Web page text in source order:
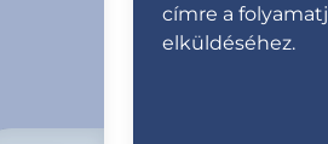
címre a
elküldéséhez.